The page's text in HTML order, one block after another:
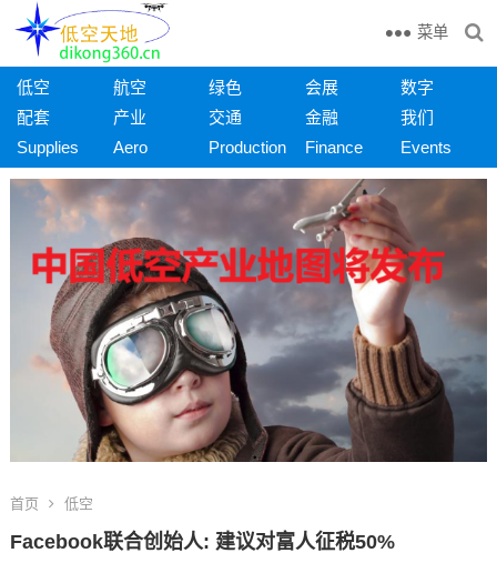
菜单
低空 航空 绿色 会展
数字
配套
产业 交通 金融
我们
Supplies
Aero Production Finance Events
首页 低空
Facebook联合创始人: 建议对富人征税50%